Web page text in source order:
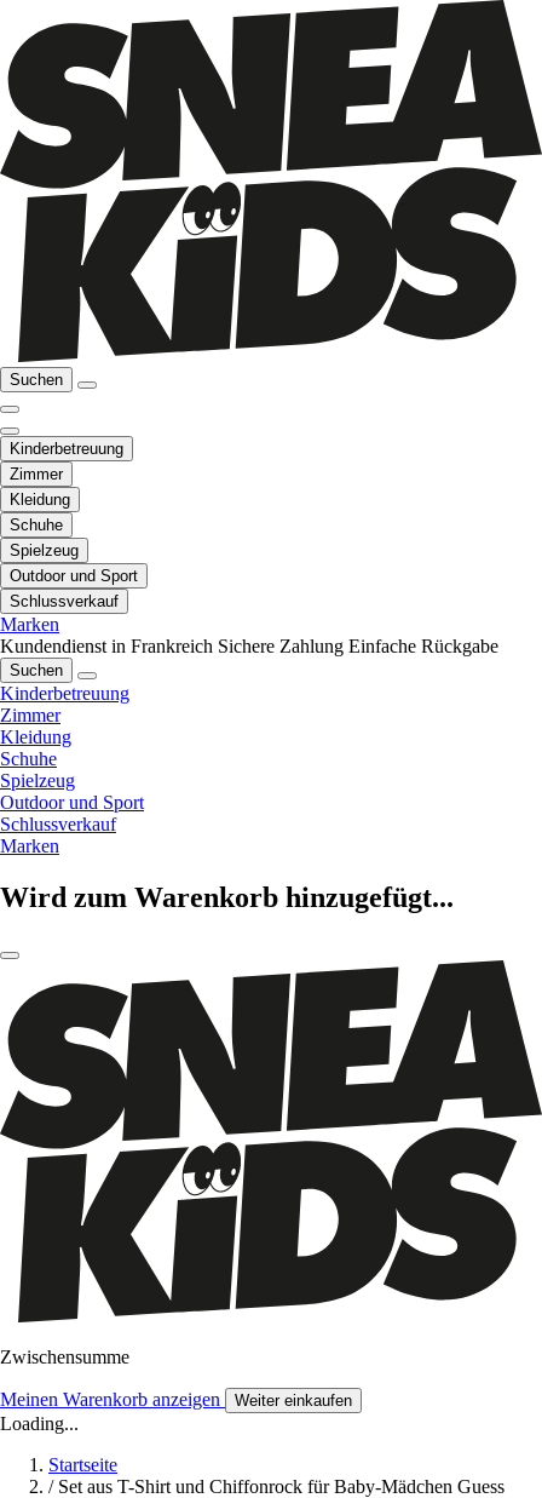
Suchen
Kinderbetreuung
Zimmer
Kleidung
Schuhe
Spielzeug
Outdoor und Sport
Schlussverkauf
Marken
Kundendienst in Frankreich Sichere Zahlung Einfache Rückgabe
Suchen
Kinderbetreuung
Zimmer
Kleidung
Schuhe
Spielzeug
Outdoor und Sport
Schlussverkauf
Marken
Wird zum Warenkorb hinzugefügt...
Zwischensumme
Meinen Warenkorb anzeigen Weiter einkaufen
Loading...
Startseite
/ Set aus T-Shirt und Chiffonrock für Baby-Mädchen Guess